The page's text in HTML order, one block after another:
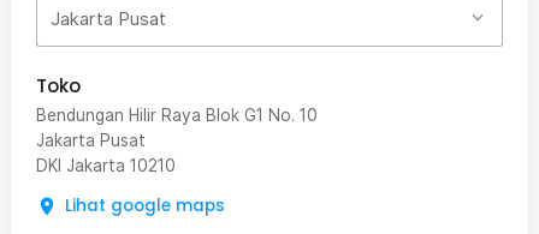
Jakarta Pusat
Toko
Bendungan Hilir Raya Blok G1 No. 10
Jakarta Pusat
DKI Jakarta 10210
Lihat google maps